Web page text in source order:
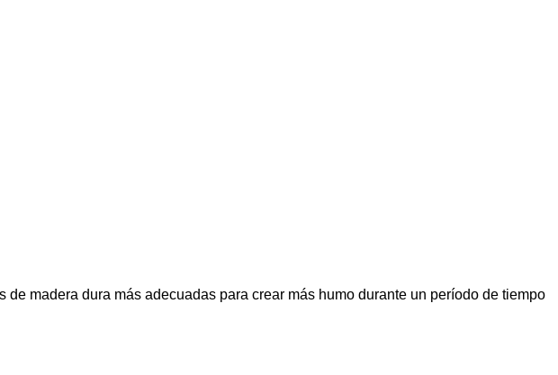
madera dura más adecuadas para crear más humo durante un período de tiempo